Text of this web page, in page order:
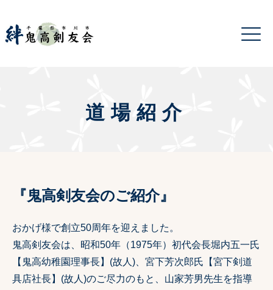
道場紹介
『鬼高剣友会のご紹介』
おかげ様で創立50周年を迎えました。
鬼高剣友会は、昭和50年（1975年）初代会長堀内五一氏
【鬼高幼稚園理事長】(故人)、宮下芳次郎氏【宮下剣道
具店社長】(故人)のご尽力のもと、山家芳男先生を指導